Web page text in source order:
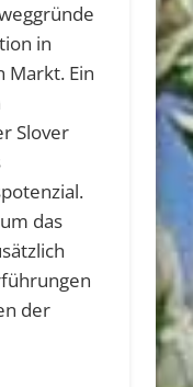
in
Ein
Slover
das
der